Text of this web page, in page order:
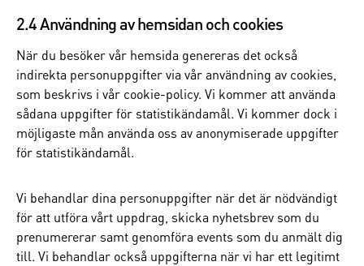
2.4 Användning av hemsidan och cookies
När du besöker vår hemsida genereras det också
indirekta personuppgifter via vår användning av cookies,
som beskrivs i vår cookie-policy. Vi kommer att använda
sådana uppgifter för statistikändamål. Vi kommer dock i
möjligaste mån använda oss av anonymiserade uppgifter
för statistikändamål.
Vi behandlar dina personuppgifter när det är nödvändigt
för att utföra vårt uppdrag, skicka nyhetsbrev som du
prenumererar samt genomföra events som du anmält dig
till. Vi behandlar också uppgifterna när vi har ett legitimt